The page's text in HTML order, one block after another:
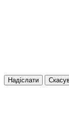
Надіслати